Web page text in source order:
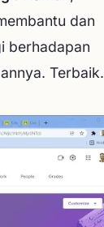
dan
berhadapan
Terbaik.